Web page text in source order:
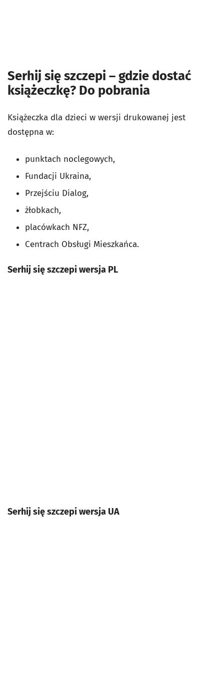
Serhij się szczepi – gdzie dostać
książeczkę? Do pobrania
Książeczka dla dzieci w wersji drukowanej jest
dostępna w:
punktach noclegowych,
Fundacji Ukraina,
Przejściu Dialog,
żłobkach,
placówkach NFZ,
Centrach Obsługi Mieszkańca.
Serhij się szczepi wersja PL
Serhij się szczepi wersja UA